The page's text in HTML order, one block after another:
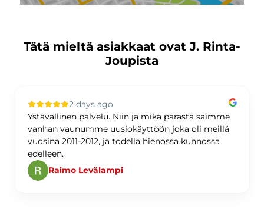
Tätä mieltä asiakkaat ovat J. Rinta-
Joupista
2 days ago
Ystävällinen palvelu. Niin ja mikä parasta saimme
vanhan vaunumme uusiokäyttöön joka oli meillä
vuosina 2011-2012, ja todella hienossa kunnossa
edelleen.
Raimo Levälampi